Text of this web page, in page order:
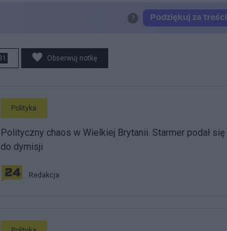
Obserwuj notkę
Polityka
Polityczny chaos w Wielkiej Brytanii. Starmer podał się
do dymisji
Redakcja